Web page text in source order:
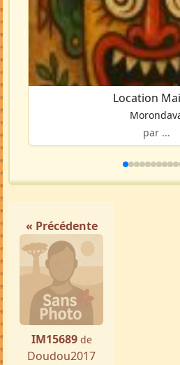
Location
par ...
« Précédente
IM15689 de
Doudou2017